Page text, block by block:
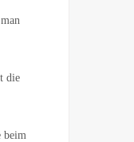
die
beim